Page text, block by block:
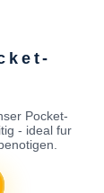
Pocket-
- ideal fur